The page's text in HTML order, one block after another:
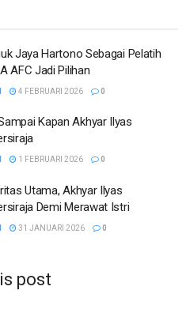
Jaya Hartono Sebagai Pelatih
AFC Jadi Pilihan
4 FEBRUARI 2026 0
Kapan Akhyar Ilyas
1 FEBRUARI 2026 0
Utama, Akhyar Ilyas
Demi Merawat Istri
31 JANUARI 2026 0
post